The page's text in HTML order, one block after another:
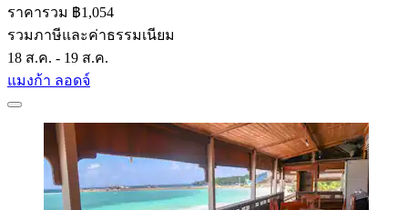
ราคารวม ฿1,054
รวมภาษีและค่าธรรมเนียม
18 ส.ค. - 19 ส.ค.
แมงก้า ลอดจ์